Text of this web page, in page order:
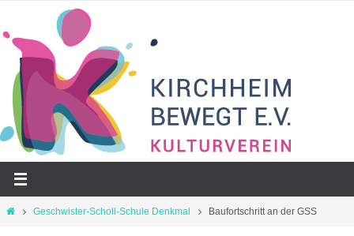
Inhalt
springen
StartGeschwister-Scholl-Schule Denkmal Baufortschritt an der GSS